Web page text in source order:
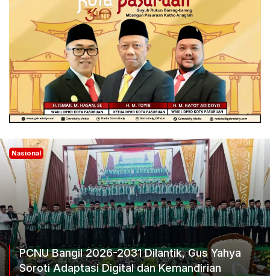
Nasional
PCNU Bangil 2026-2031 Dilantik, Gus Yahya
Soroti Adaptasi Digital dan Kemandirian